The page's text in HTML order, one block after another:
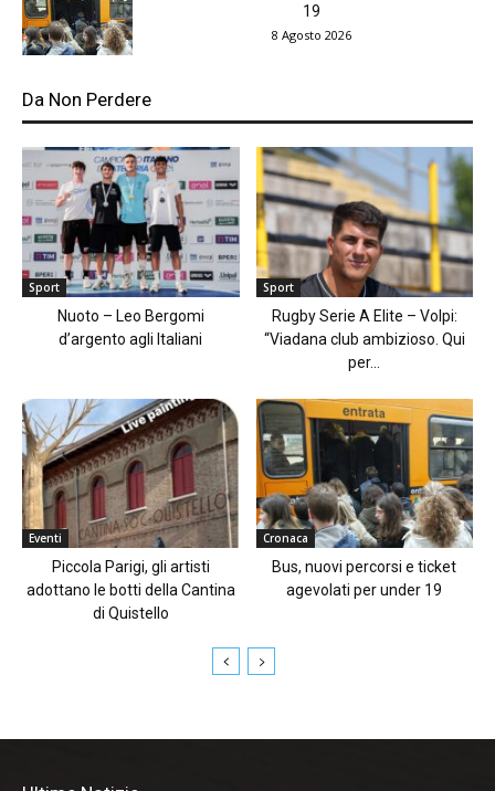
19
8 Agosto 2026
Da Non Perdere
Sport
Nuoto – Leo Bergomi
d’argento agli Italiani
Sport
Rugby Serie A Elite – Volpi:
“Viadana club ambizioso. Qui
per...
Eventi
Piccola Parigi, gli artisti
adottano le botti della Cantina
di Quistello
Cronaca
Bus, nuovi percorsi e ticket
agevolati per under 19